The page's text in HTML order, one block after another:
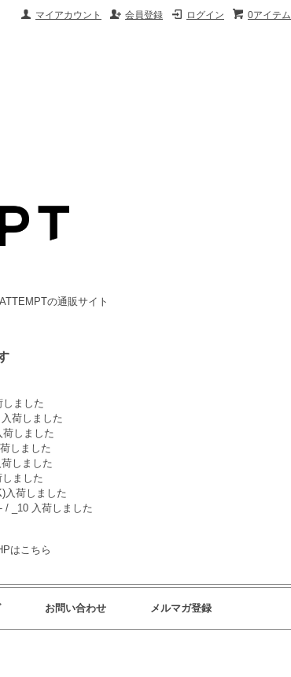
0アイテム
ログイン
会員登録
マイアカウント
の通販サイト
しました
荷しました
しました
しました
しました
ました
入荷しました
/ _10 入荷しました
はこちら
お問い合わせ メルマガ登録